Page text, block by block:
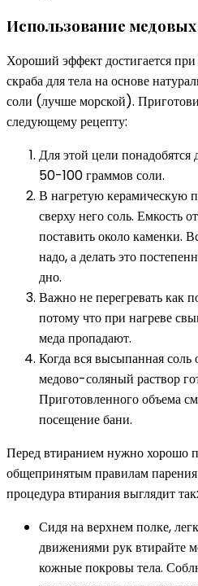
Использование медовых
Хороший эффект достигается
скраба для тела на основе
соли (лучше морской).
следующему рецепту:
Для этой цели
50-100 граммов соли.
В нагретую керамическую
сверху него соль. Емкость
поставить около каменки.
надо, а делать это
дно.
Важно не перегревать как
потому что при нагреве
меда пропадают.
Когда вся высыпанная соль
медово-соляный раствор
Приготовленного объема
посещение бани.
Перед втиранием нужно хорошо
общепринятым правилам
процедура втирания выглядит так:
Сидя на верхнем полке,
движениями рук втирайте
кожные покровы тела.